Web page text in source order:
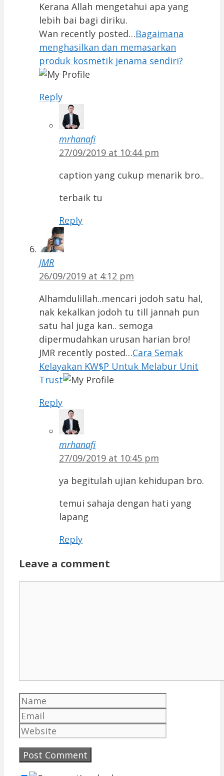
Kerana Allah mengetahui apa yang
lebih bai bagi diriku.
Wan recently posted…Bagaimana
menghasilkan dan memasarkan
produk kosmetik jenama sendiri?
Reply
mrhanafi
27/09/2019 at 10:44 pm
caption yang cukup menarik bro..
terbaik tu
Reply
JMR
26/09/2019 at 4:12 pm
Alhamdulillah..mencari jodoh satu hal,
nak kekalkan jodoh tu till jannah pun
satu hal juga kan.. semoga
dipermudahkan urusan harian bro!
JMR recently posted…Cara Semak
Kelayakan KW$P Untuk Melabur Unit
Trust
Reply
mrhanafi
27/09/2019 at 10:45 pm
ya begitulah ujian kehidupan bro.
temui sahaja dengan hati yang
lapang
Reply
Leave a comment
Name